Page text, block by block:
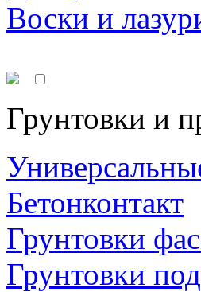
Воски и
Грунтовки и
Бетонконтакт
Грунтовки
Грунтовки